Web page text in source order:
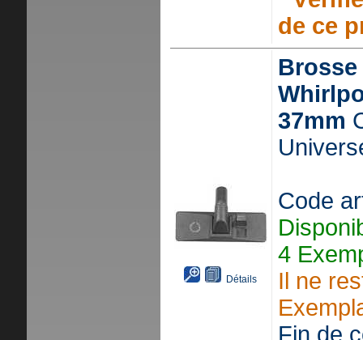
de ce
Détails
37mm
Code
4
Il ne
Fin de